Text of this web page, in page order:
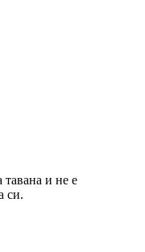
тавана и не е
си.